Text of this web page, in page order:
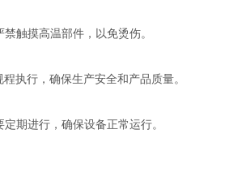
触摸高温部件，以免烫伤。
行，确保生产安全和产品质量。
期进行，确保设备正常运行。